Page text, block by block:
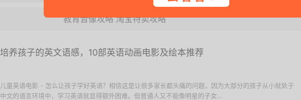
教育音像攻略 淘宝特卖攻略
培养孩子的英文语感，10部英语动画电影及绘本推荐
儿童英语电影 - 怎么让孩子学好英语？相信这是让很多家长都头痛的问题，因为大部分的孩子从小就处于
中文的语言环境中，学习英语就显得额外困难。但普通人又不能像明星的子女...